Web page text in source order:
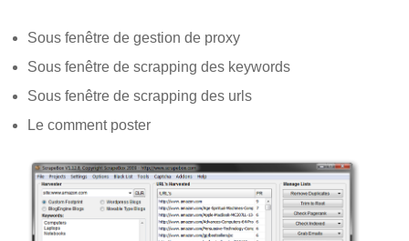
Sous fenêtre de gestion de proxy
Sous fenêtre de scrapping des keywords
Sous fenêtre de scrapping des urls
Le comment poster